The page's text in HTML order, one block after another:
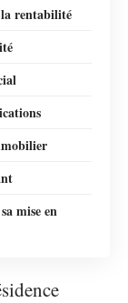
rentabilité
mise en